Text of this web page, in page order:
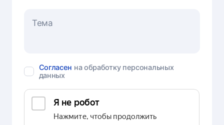
Согласен на обработку персональных
данных